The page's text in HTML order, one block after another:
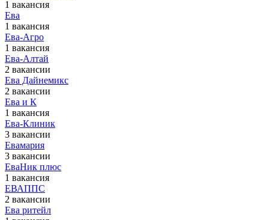
1 вакансия
Ева
1 вакансия
Ева-Агро
1 вакансия
Ева-Алтай
2 вакансии
Ева Дайнемикс
2 вакансии
Ева и К
1 вакансия
Ева-Клиник
3 вакансии
Евамария
3 вакансии
ЕваНик плюс
1 вакансия
ЕВАППС
2 вакансии
Ева ритейл